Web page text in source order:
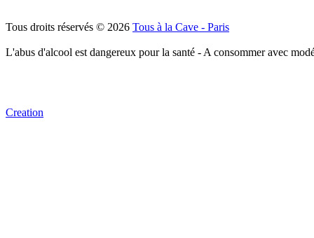
Tous droits réservés © 2026 Tous à la Cave - Paris
L'abus d'alcool est dangereux pour la santé - A consommer avec
Creation